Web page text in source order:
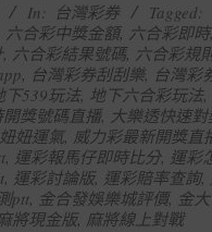
In: 台灣彩券 Tagged:
六合彩中獎金額, 六合彩即時,
, 六合彩結果號碼, 六合彩規
, 台灣彩券刮刮樂, 台灣彩
下539玩法, 地下六合彩玩法,
獎號碼直播, 大樂透快速對
妞妞運氣, 威力彩最新開獎直
, 運彩報馬仔即時比分, 運彩
, 運彩討論版, 運彩賠率查詢,
ptt, 金合發娛樂城評價, 金
將現金版, 麻將線上對戰